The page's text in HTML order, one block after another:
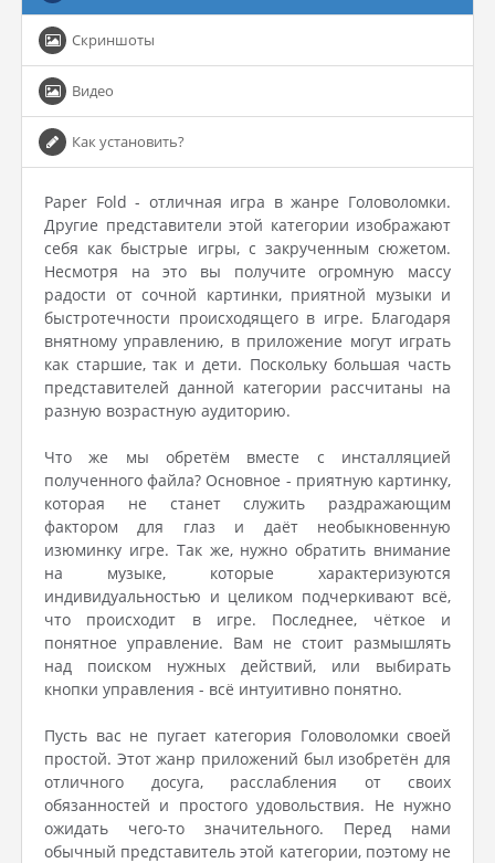
Скриншоты
Видео
Как установить?
Paper Fold - отличная игра в жанре Головоломки.
Другие представители этой категории изображают
себя как быстрые игры, с закрученным сюжетом.
Несмотря на это вы получите огромную массу
радости от сочной картинки, приятной музыки и
быстротечности происходящего в игре. Благодаря
внятному управлению, в приложение могут играть
как старшие, так и дети. Поскольку большая часть
представителей данной категории рассчитаны на
разную возрастную аудиторию.
Что же мы обретём вместе с инсталляцией
полученного файла? Основное - приятную картинку,
которая не станет служить раздражающим
фактором для глаз и даёт необыкновенную
изюминку игре. Так же, нужно обратить внимание
на музыке, которые характеризуются
индивидуальностью и целиком подчеркивают всё,
что происходит в игре. Последнее, чёткое и
понятное управление. Вам не стоит размышлять
над поиском нужных действий, или выбирать
кнопки управления - всё интуитивно понятно.
Пусть вас не пугает категория Головоломки своей
простой. Этот жанр приложений был изобретён для
отличного досуга, расслабления от своих
обязанностей и простого удовольствия. Не нужно
ожидать чего-то значительного. Перед нами
обычный представитель этой категории, поэтому не